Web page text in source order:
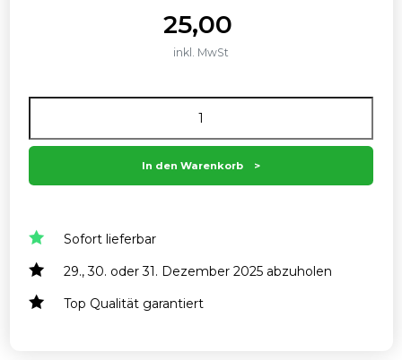
25,00
inkl. MwSt
In den Warenkorb
Sofort lieferbar
29., 30. oder 31. Dezember 2025 abzuholen
Top Qualität garantiert